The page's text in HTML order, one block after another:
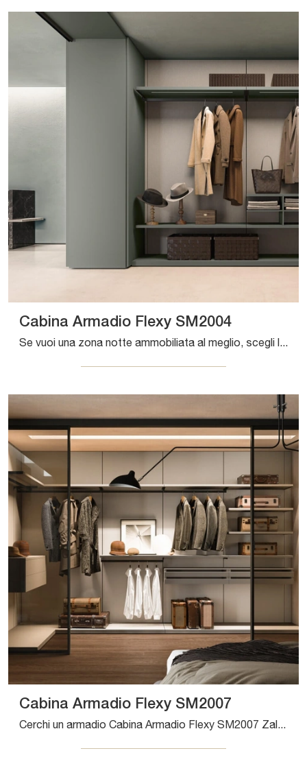
Cabina Armadio Flexy SM2004
Cabina Armadio Flexy SM2007
Cerchi un armadio Cabina Armadio Flexy SM2007 Zalf? Clicca subito! Gli armadi cabine armadio con ante scorrevoli ti aspettano.